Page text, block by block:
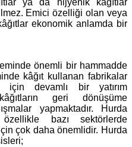
ya da hijyenik kağıtlar
Emici özelliği olan veya
ekonomik anlamda bir
önemli bir hammadde
kâğıt kullanan fabrikalar
için devamlı bir yatırım
geri dönüşüme
yapmaktadır. Hurda
bazı sektörlerde
çok daha önemlidir. Hurda